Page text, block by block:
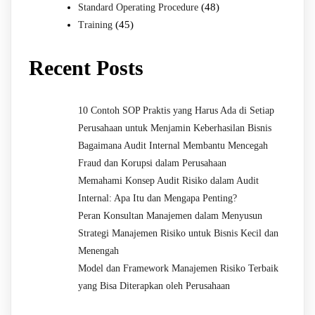
Standard Operating Procedure (48)
Training (45)
Recent Posts
10 Contoh SOP Praktis yang Harus Ada di Setiap
Perusahaan untuk Menjamin Keberhasilan Bisnis
Bagaimana Audit Internal Membantu Mencegah
Fraud dan Korupsi dalam Perusahaan
Memahami Konsep Audit Risiko dalam Audit
Internal: Apa Itu dan Mengapa Penting?
Peran Konsultan Manajemen dalam Menyusun
Strategi Manajemen Risiko untuk Bisnis Kecil dan
Menengah
Model dan Framework Manajemen Risiko Terbaik
yang Bisa Diterapkan oleh Perusahaan